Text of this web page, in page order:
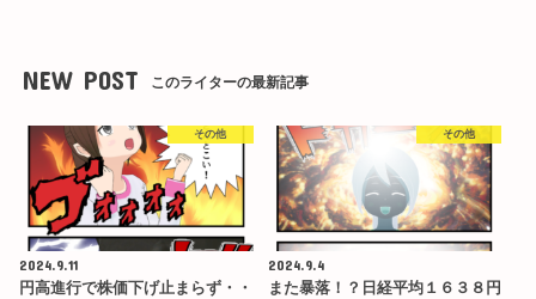
NEW POST このライターの最新記事
その他
2024.9.11
円高進行で株価下げ止まらず・・
その他
2024.9.4
また暴落！？日経平均１６３８円